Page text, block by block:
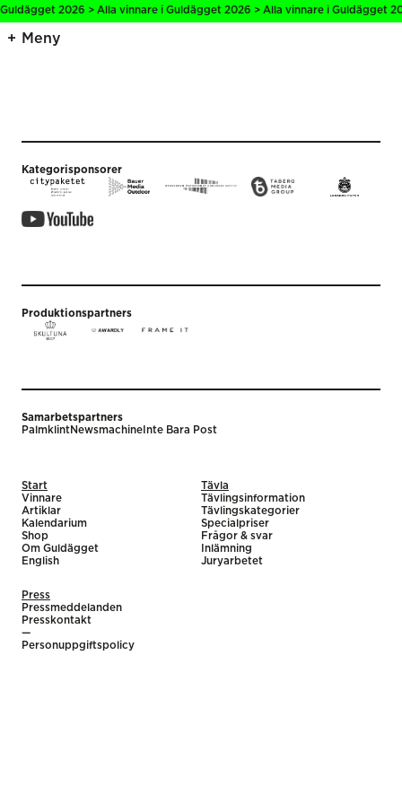
2026 > Alla vinnare i Guldägget 2026 > Alla vinnare i Guldägget
Meny
Kategorisponsorer
Produktionspartners
Samarbetspartners
PalmklintNewsmachine Inte Bara Post
Start
Vinnare
Artiklar
Kalendarium
Shop
Om Guldägget
English
Tävla
Tävlingsinformation
Tävlingskategorier
Specialpriser
Frågor & svar
Inlämning
Juryarbetet
Press
Pressmeddelanden
Presskontakt
—
Personuppgiftspolicy